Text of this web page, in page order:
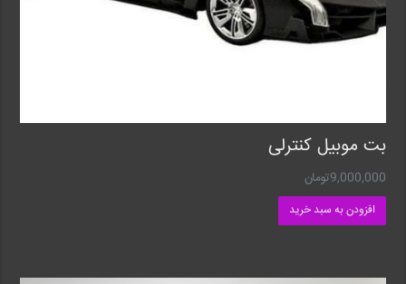
بت موبیل کنترلی
9,000,000تومان
افزودن به سبد خرید